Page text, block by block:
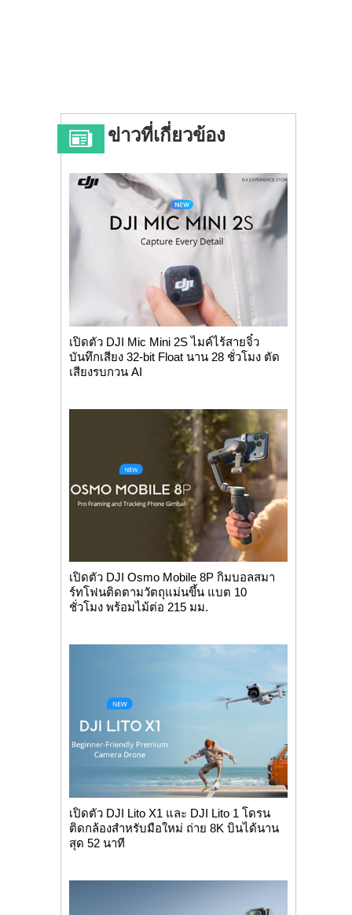
ข่าวที่เกี่ยวข้อง
เปิดตัว DJI Mic Mini 2S ไมค์ไร้สายจิ๋ว
บันทึกเสียง 32-bit Float นาน 28 ชั่วโมง ตัด
เสียงรบกวน AI
เปิดตัว DJI Osmo Mobile 8P กิมบอลสมา
ร์ทโฟนติดตามวัตถุแม่นขึ้น แบต 10
ชั่วโมง พร้อมไม้ต่อ 215 มม.
เปิดตัว DJI Lito X1 และ DJI Lito 1 โดรน
ติดกล้องสำหรับมือใหม่ ถ่าย 8K บินได้นาน
สุด 52 นาที